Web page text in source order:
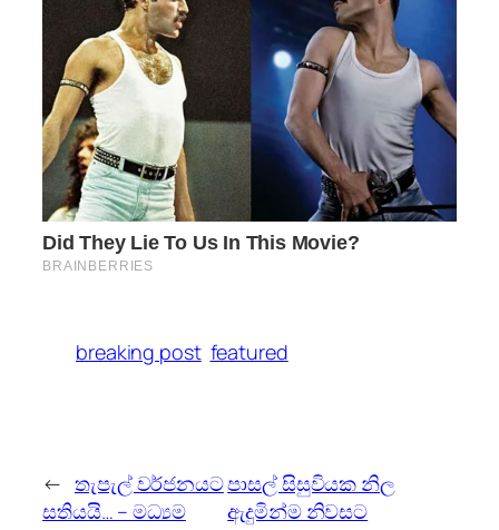
breaking post featured
← තැපැල් වර්ජනයට
සතියයි… – මධ්‍යම
පාසල් සිසුවියක නිල
ඇදුමින්ම නිවසට